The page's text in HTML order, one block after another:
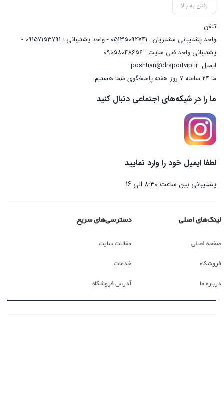
رفتن به بالا
تلفن
واحد پشتیبانی مشتریان : 05135092741 - واحد پشتیبانی : 09157153791 -
پشتیبانی واحد فنی سایت : 09058048656
ایمیلposhtian@drsportvip.ir
ما 24 ساعته 7 روز هفته پاسخگوی شما هستیم.
ما را در شبکه‌های اجتماعی دنبال کنید
لطفا ایمیل خود را وارد نمایید
پشتیبانی بین ساعت 8:30 الی 16
لینک‌های اصلی
صفحه اصلی
فروشگاه
درباره ما
دسترسی‌های سریع
مقالات سایت
خدمات
آدرس فروشگاه